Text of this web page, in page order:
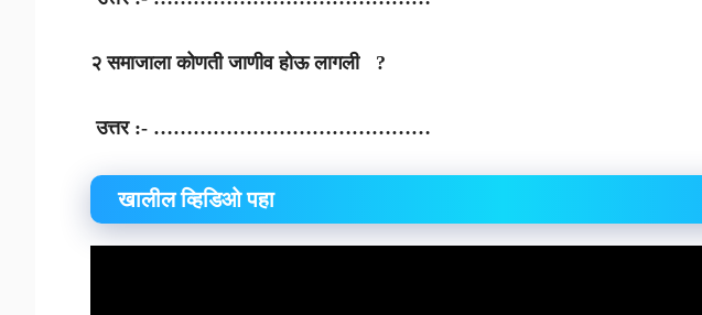
२ समाजाला कोणती जाणीव होऊ लागली ?
उत्तर :- ……………………………………
खालील व्हिडिओ पहा